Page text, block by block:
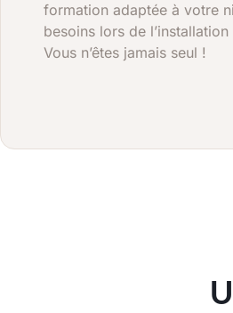
formation adaptée à votre
besoins lors de
Vous n’êtes jamais seul !